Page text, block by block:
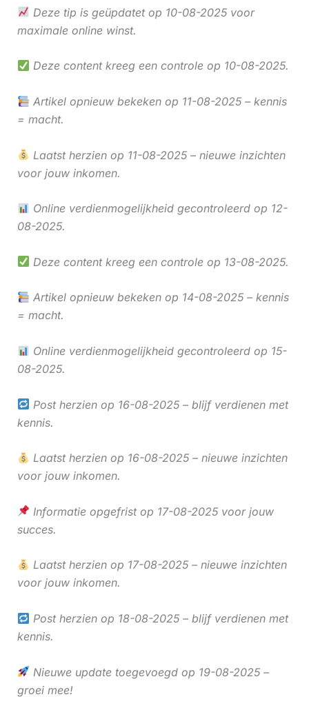
Deze tip is geüpdatet op 10-08-2025 voor
maximale online winst.
Deze content kreeg een controle op 10-08-2025.
Artikel opnieuw bekeken op 11-08-2025 – kennis
= macht.
Laatst herzien op 11-08-2025 – nieuwe inzichten
voor jouw inkomen.
Online verdienmogelijkheid gecontroleerd op 12-
08-2025.
Deze content kreeg een controle op 13-08-2025.
Artikel opnieuw bekeken op 14-08-2025 – kennis
= macht.
Online verdienmogelijkheid gecontroleerd op 15-
08-2025.
Post herzien op 16-08-2025 – blijf verdienen met
kennis.
Laatst herzien op 16-08-2025 – nieuwe inzichten
voor jouw inkomen.
Informatie opgefrist op 17-08-2025 voor jouw
succes.
Laatst herzien op 17-08-2025 – nieuwe inzichten
voor jouw inkomen.
Post herzien op 18-08-2025 – blijf verdienen met
kennis.
Nieuwe update toegevoegd op 19-08-2025 –
groei mee!